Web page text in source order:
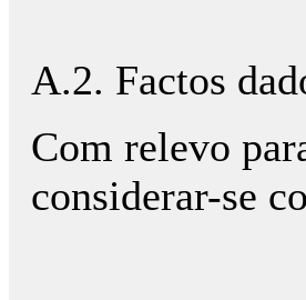
A.2. Factos
Com relevo
considerar-se